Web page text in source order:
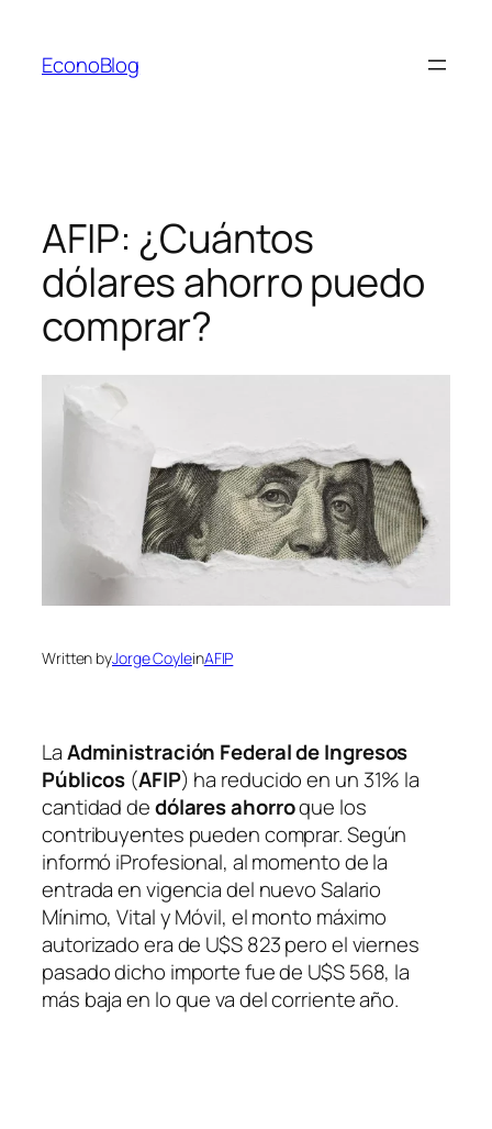
contenido
EconoBlog
AFIP: ¿Cuántos
dólares ahorro puedo
comprar?
Written byJorge CoyleinAFIP
LaAdministración Federal de Ingresos
Públicos (AFIP) ha reducido en un 31% la
cantidad dedólares ahorroque los
contribuyentes pueden comprar. Según
informó iProfesional, al momento de la
entrada en vigencia del nuevo Salario
Mínimo, Vital y Móvil, el monto máximo
autorizado era de U$S 823 pero el viernes
pasado dicho importe fue de U$S 568, la
más baja en lo que va del corriente año.